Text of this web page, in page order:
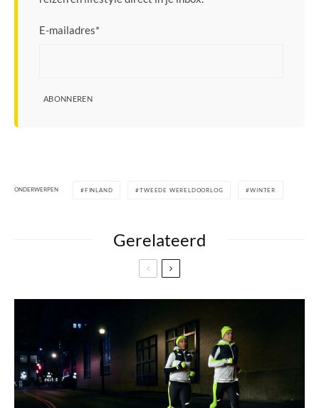
E-mailadres*
ABONNEREN
ONDERWERPEN FINLAND TWEEDE WERELDOORLOG WINTER
Gerelateerd